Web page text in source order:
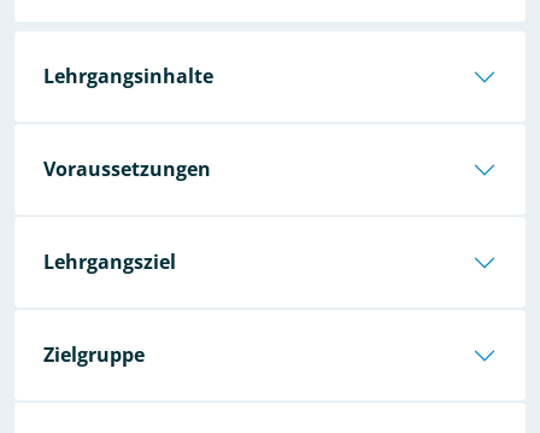
Lehrgangsinhalte
Voraussetzungen
Lehrgangsziel
Zielgruppe